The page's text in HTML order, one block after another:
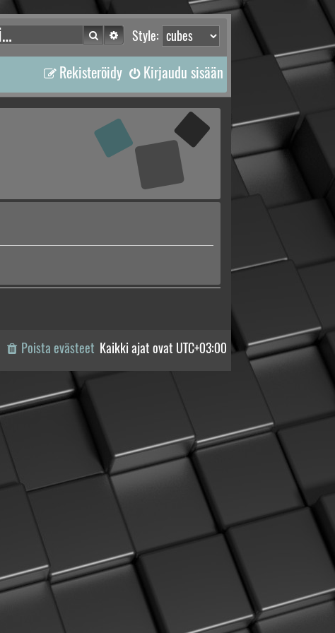
Style:
Etsi Tarkennettu haku
Kirjaudu sisään
Rekisteröidy
Kaikki ajat ovat UTC+03:00
Poista evästeet